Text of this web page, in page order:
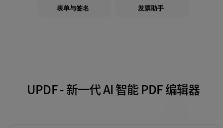
表单与签名 发票助手
UPDF - 新一代 AI 智能 PDF 编辑器